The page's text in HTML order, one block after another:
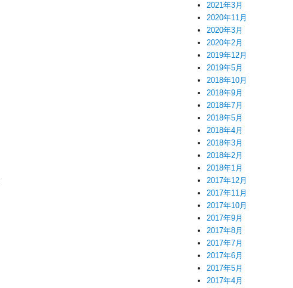
2021年3月
2020年11月
2020年3月
2020年2月
2019年12月
2019年5月
2018年10月
2018年9月
2018年7月
2018年5月
2018年4月
2018年3月
2018年2月
2018年1月
2017年12月
2017年11月
2017年10月
2017年9月
2017年8月
2017年7月
2017年6月
2017年5月
2017年4月